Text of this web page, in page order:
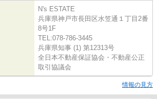
N's ESTATE
兵庫県神戸市長田区水笠通１丁目2番
8号1F
TEL:078-786-3445
兵庫県知事 (1) 第12313号
全日本不動産保証協会・不動産公正
取引協議会
情報の見方